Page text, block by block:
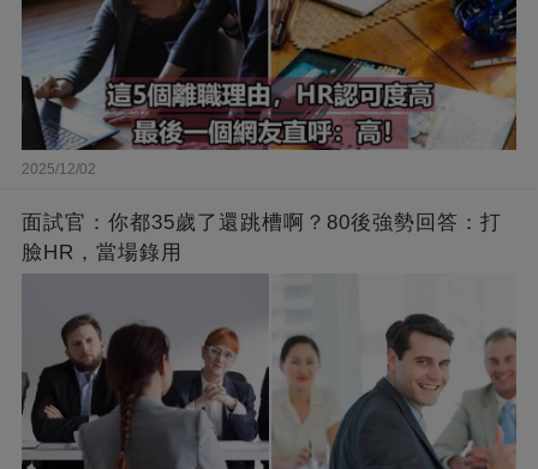
2025/12/02
面試官：你都35歲了還跳槽啊？80後強勢回答：打
臉HR，當場錄用